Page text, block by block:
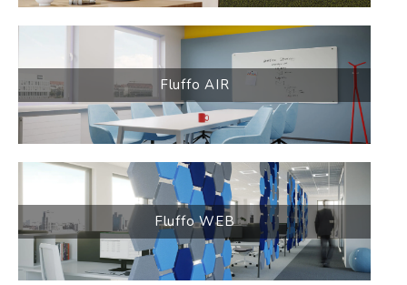
Fluffo AIR
Fluffo WEB